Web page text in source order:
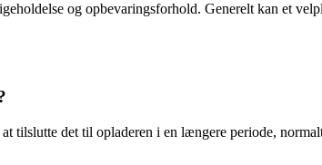
og opbevaringsforhold. Generelt kan et
tilslutte det til opladeren i en længere periode,